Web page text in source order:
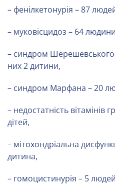
– фенілкетонурія – 87
– муковісцидоз – 64
– синдром
них 2 дитини,
– синдром Марфана – 20
– недостатність вітамінів
дітей,
– мітохондріальна
дитина,
– гомоцистинурія – 5